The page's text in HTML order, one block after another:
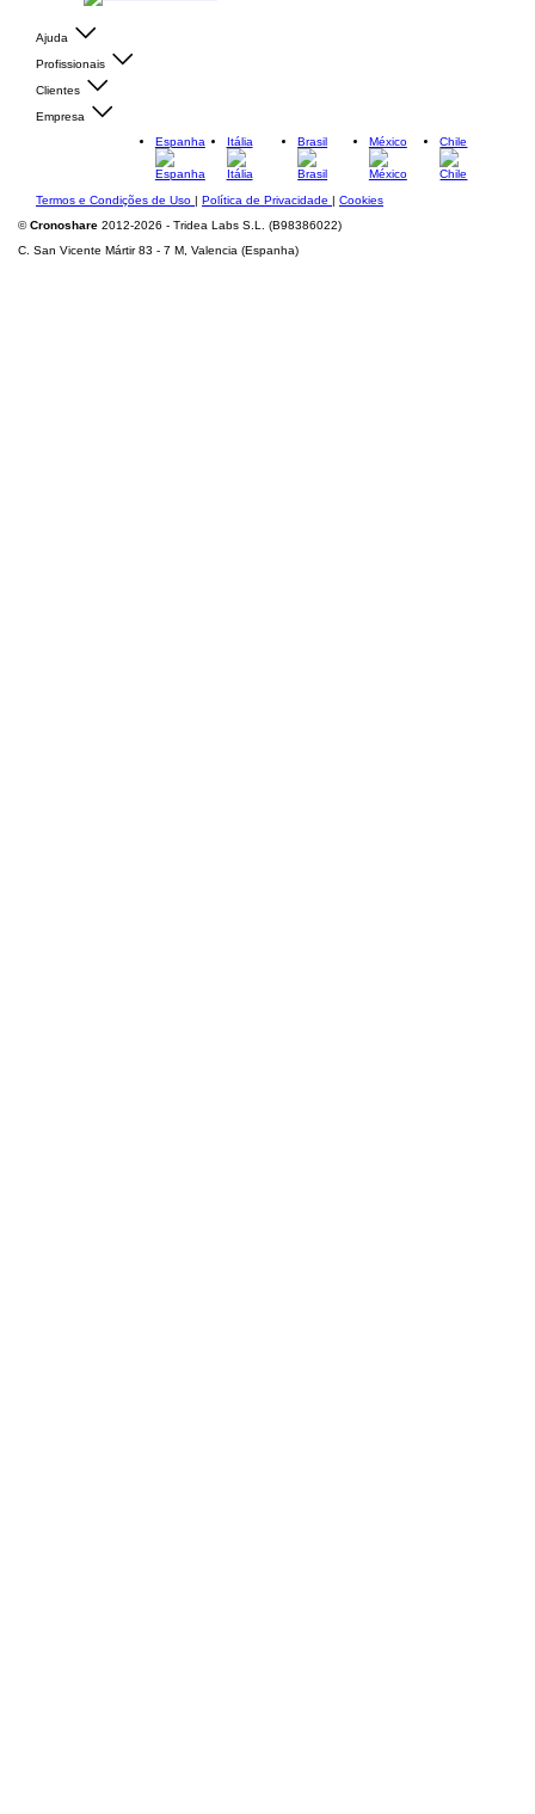
Ajuda
Profissionais
Clientes
Empresa
Espanha
Itália Brasil México Chile
Termos e Condições de Uso | Política de Privacidade | Cookies
©Cronoshare 2012-2026 - Tridea Labs S.L. (B98386022)
C. San Vicente Mártir 83 - 7 M, Valencia (Espanha)